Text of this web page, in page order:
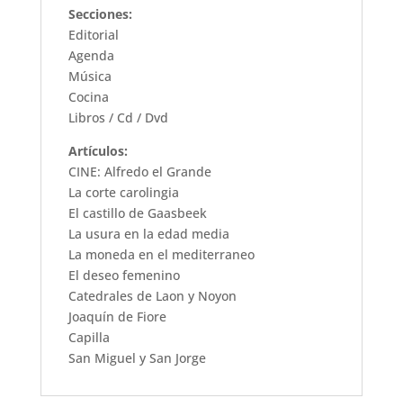
Secciones:
Editorial
Agenda
Música
Cocina
Libros / Cd / Dvd
Artículos:
CINE: Alfredo el Grande
La corte carolingia
El castillo de Gaasbeek
La usura en la edad media
La moneda en el mediterraneo
El deseo femenino
Catedrales de Laon y Noyon
Joaquín de Fiore
Capilla
San Miguel y San Jorge